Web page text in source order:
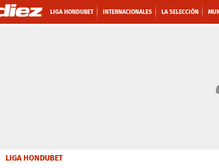
LIGA HONDUBET INTERNACIONALES LA SELECCIÓN
LIGA HONDUBET